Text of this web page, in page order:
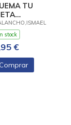
TU
stock
€
Comprar